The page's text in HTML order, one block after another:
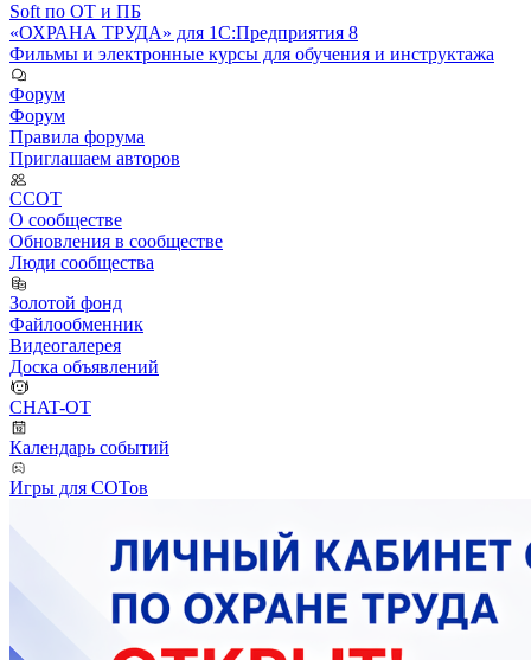
Soft по ОТ и ПБ
«ОХРАНА ТРУДА» для 1С:Предприятия 8
Фильмы и электронные курсы для обучения и инструктажа
Форум
Форум
Правила форума
Приглашаем авторов
ССОТ
О сообществе
Обновления в сообществе
Люди сообщества
Золотой фонд
Файлообменник
Видеогалерея
Доска объявлений
CHAT-OT
Календарь событий
Игры для СОТов